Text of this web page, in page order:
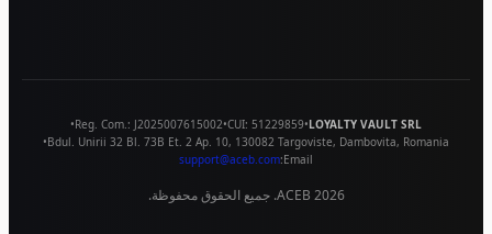
LOYALTY VAULT SRL
•
CUI:51229859
•
Reg. Com.:J2025007615002
Bdul. Unirii 32 Bl. 73B Et. 2 Ap. 10,130082 Targoviste,Dambovita,Romania
•
Email:
support@aceb.com
2026ACEB. جميع الحقوق محفوظة.